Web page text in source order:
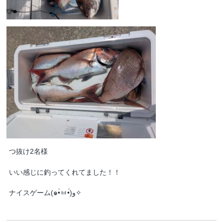
つ抜け2名様
いい感じに釣ってくれてました！！
ナイスゲーム(๑•̀ㅂ•́)و✧